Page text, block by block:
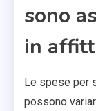
sono
in
Le spese per
possono